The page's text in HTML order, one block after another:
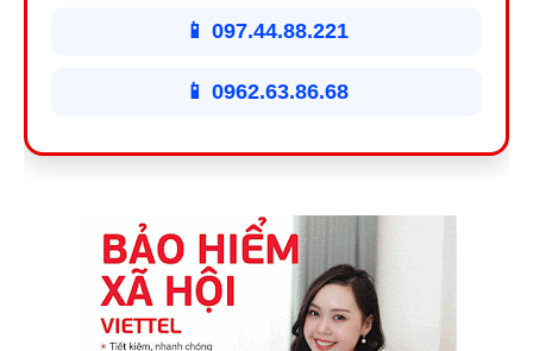
📱 097.44.88.221
📱 0962.63.86.68